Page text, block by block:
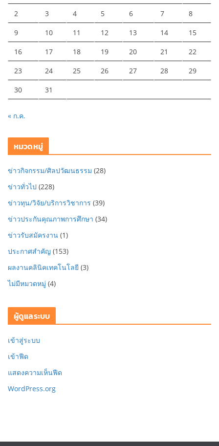
2 3 4 5 6 7 8
9 10 11 12 13 14 15
16 17 18 19 20 21 22
23 24 25 26 27 28 29
30 31
« ก.ค.
หมวดหมู่
ข่าวกิจกรรม/ศิลปวัฒนธรรม (28)
ข่าวทั่วไป (228)
ข่าวทุน/วิจัย/บริการวิชาการ (39)
ข่าวประกันคุณภาพการศึกษา (34)
ข่าวรับสมัครงาน (1)
ประกาศสำคัญ (153)
ผลงานคลินิคเทคโนโลยี (3)
ไม่มีหมวดหมู่ (4)
ผู้ดูแลระบบ
เข้าสู่ระบบ
เข้าฟีด
แสดงความเห็นฟีด
WordPress.org